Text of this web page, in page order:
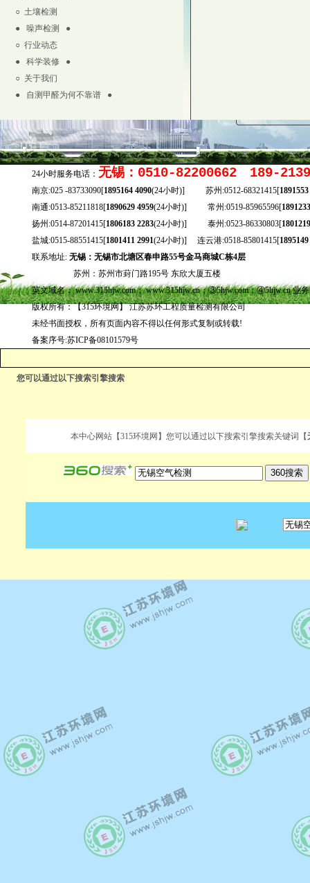
○ 土壤检测
● 噪声检测 ●
○ 行业动态
● 科学装修 ●
○ 关于我们
● 自测甲醛为何不靠谱 ●
24小时服务电话： 无锡：0510-82200662 189-
南京:025 -83733090[1895164 4090(24小时)] 苏州:0512-68321415[1891553
南通:0513-85211818[1890629 4959(24小时)] 常州:0519-85965596[
扬州:0514-87201415[1806183 2283(24小时)] 泰州:0523-86330803[
盐城:0515-88551415[1801411 2991(24小时)] 连云港:0518-85801415[1895149
联系地址: 无锡：无锡市北塘区春申路55号金马商城C栋4层
苏州：苏州市葑门路195号 东欣大厦五楼
英文域名： www.315hjw.com； www.315hjw.cn；③5hjw.com；④5hjw.cn 业
版权所有：【315环境网】 江苏苏环工程质量检测有限公司
未经书面授权，所有页面内容不得以任何形式复制或转载!
备案序号:苏ICP备08101579号
您可以通过以下搜索引擎搜索
本中心网站【315环境网】您可以通过以下搜索引擎搜索关键词 【